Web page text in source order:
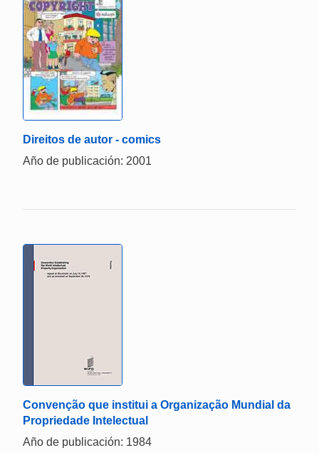
Direitos de autor - comics
Año de publicación: 2001
Convenção que institui a Organização Mundial da
Propriedade Intelectual
Año de publicación: 1984